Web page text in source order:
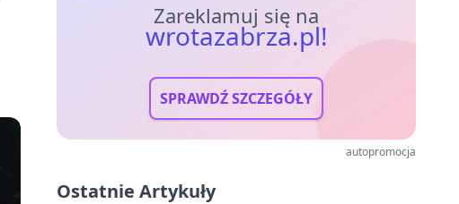
Zareklamuj się na
wrotazabrza.pl!
SPRAWDŹ SZCZEGÓŁY
autopromocja
Ostatnie Artykuły